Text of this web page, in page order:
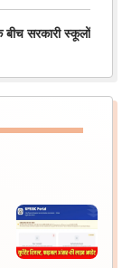
सरकारी स्कूलों